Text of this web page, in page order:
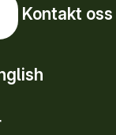
Kontakt oss